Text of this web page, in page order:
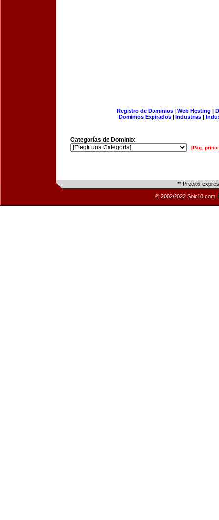
Registro de Dominios| Web Hosting |
Dominios Expirados | Industrias |
Categorías de Dominio:
[Pág.
** Precios
© 2002/2022 Solo10.com